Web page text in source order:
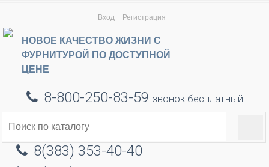
Вход Регистрация
НОВОЕ КАЧЕСТВО ЖИЗНИ С
ФУРНИТУРОЙ ПО ДОСТУПНОЙ
ЦЕНЕ
8-800-250-83-59 звонок бесплатный
8(383) 353-40-40